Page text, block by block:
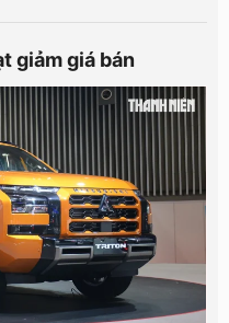
giảm giá bán